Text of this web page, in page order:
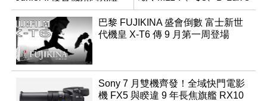
領銜換裝
巴黎 FUJIKINA 盛會倒數 富士新世
代機皇 X-T6 傳 9 月第一周登場
Sony 7 月雙機齊發！全域快門電影
機 FX5 與睽違 9 年長焦旗艦 RX10